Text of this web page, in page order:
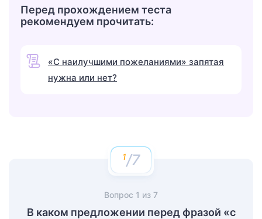
Перед прохождением теста
рекомендуем прочитать:
«С наилучшими пожеланиями» запятая
нужна или нет?
/7
Вопрос 1 из 7
В каком предложении перед фразой «с